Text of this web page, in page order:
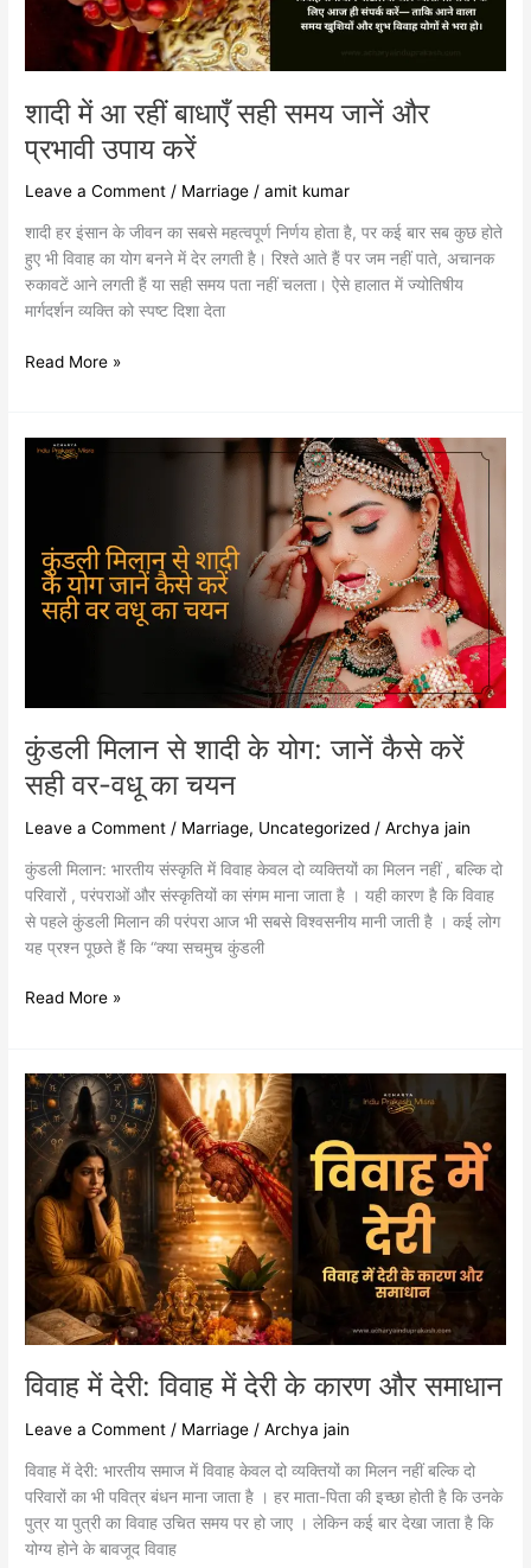
शादी में आ रहीं बाधाएँ सही समय जानें और
प्रभावी उपाय करें
Leave a Comment / Marriage /amit kumar
शादी हर इंसान के जीवन का सबसे महत्वपूर्ण निर्णय होता है, पर कई बार सब कुछ होते
हुए भी विवाह का योग बनने में देर लगती है। रिश्ते आते हैं पर जम नहीं पाते, अचानक
रुकावटें आने लगती हैं या सही समय पता नहीं चलता। ऐसे हालात में ज्योतिषीय
मार्गदर्शन व्यक्ति को स्पष्ट दिशा देता
Read More »
कुंडली मिलान से शादी के योग: जानें कैसे करें
सही वर-वधू का चयन
Leave a Comment / Marriage, Uncategorized /Archya jain
कुंडली मिलान: भारतीय संस्कृति में विवाह केवल दो व्यक्तियों का मिलन नहीं , बल्कि दो
परिवारों , परंपराओं और संस्कृतियों का संगम माना जाता है । यही कारण है कि विवाह
से पहले कुंडली मिलान की परंपरा आज भी सबसे विश्वसनीय मानी जाती है । कई लोग
यह प्रश्न पूछते हैं कि “क्या सचमुच कुंडली
कुंडली
योग:
जानें
वर-
वधू
का
चयन
Read More »
विवाह में देरी: विवाह में देरी के कारण और समाधान
Leave a Comment / Marriage /Archya jain
विवाह में देरी: भारतीय समाज में विवाह केवल दो व्यक्तियों का मिलन नहीं बल्कि दो
परिवारों का भी पवित्र बंधन माना जाता है । हर माता-पिता की इच्छा होती है कि उनके
पुत्र या पुत्री का विवाह उचित समय पर हो जाए । लेकिन कई बार देखा जाता है कि
योग्य होने के बावजूद विवाह
विवाह
में
देरी:
विवाह
देरी
के
कारण
और
समाधान